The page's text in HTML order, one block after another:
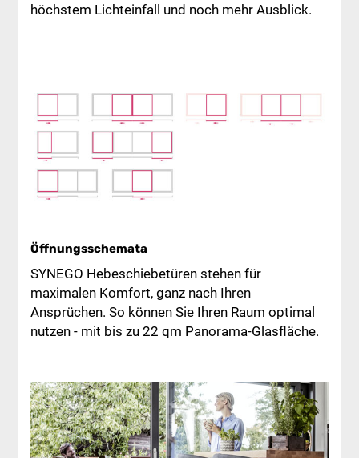
höchstem Lichteinfall und noch mehr Ausblick.
Öffnungsschemata
SYNEGO Hebeschiebetüren stehen für
maximalen Komfort, ganz nach Ihren
Ansprüchen. So können Sie Ihren Raum optimal
nutzen - mit bis zu 22 qm Panorama-Glasfläche.